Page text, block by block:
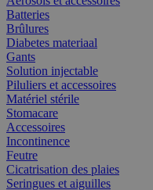
Batteries
Brûlures
Diabetes materiaal
Gants
Solution injectable
Piluliers et accessoires
Matériel stérile
Stomacare
Accessoires
Incontinence
Feutre
Cicatrisation des plaies
Seringues et aiguilles